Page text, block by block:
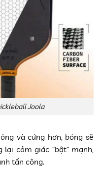
Joola
và cứng hơn, bóng sẽ
cảm giác “bật” mạnh,
tấn công.